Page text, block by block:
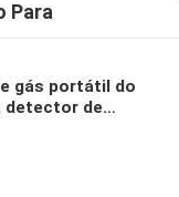
Para
gás portátil do
detector de